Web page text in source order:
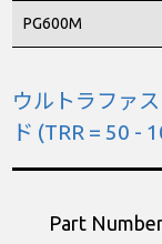
PG600M
ウルトラファ
ド (TRR = 50 -
Part